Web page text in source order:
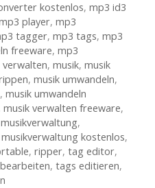
kostenlos, mp3 id3
player, mp3
tagger, mp3 tags, mp3
freeware, mp3
, musik, musik
, musik umwandeln,
, musik umwandeln
musik verwalten freeware,
musikverwaltung,
musikverwaltung kostenlos,
, ripper, tag editor,
, tags editieren,